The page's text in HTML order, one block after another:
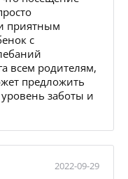
приятным
с
всем родителям,
предложить
заботы и
2022-09-29